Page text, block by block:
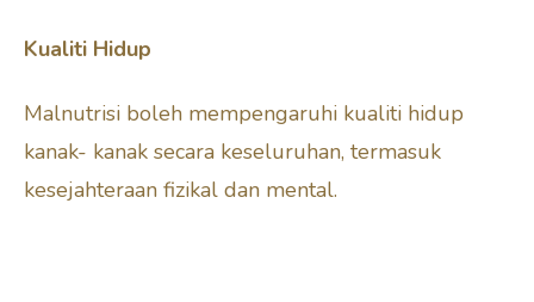
Kualiti Hidup
Malnutrisi boleh mempengaruhi kualiti hidup
kanak- kanak secara keseluruhan, termasuk
kesejahteraan fizikal dan mental.